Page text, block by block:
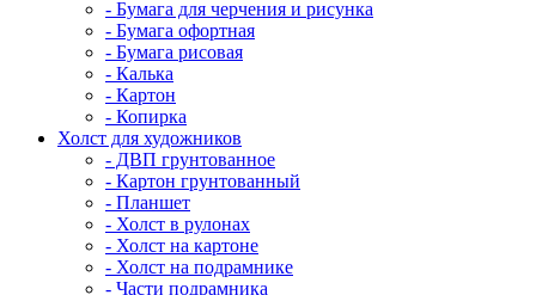
- Бумага для черчения и рисунка
- Бумага офортная
- Бумага рисовая
- Калька
- Картон
- Копирка
Холст для художников
- ДВП грунтованное
- Картон грунтованный
- Планшет
- Холст в рулонах
- Холст на картоне
- Холст на подрамнике
- Части подрамника